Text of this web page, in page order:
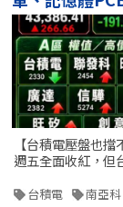
【台積電壓盤也
週五全面收紅，但
台積電 南亞科